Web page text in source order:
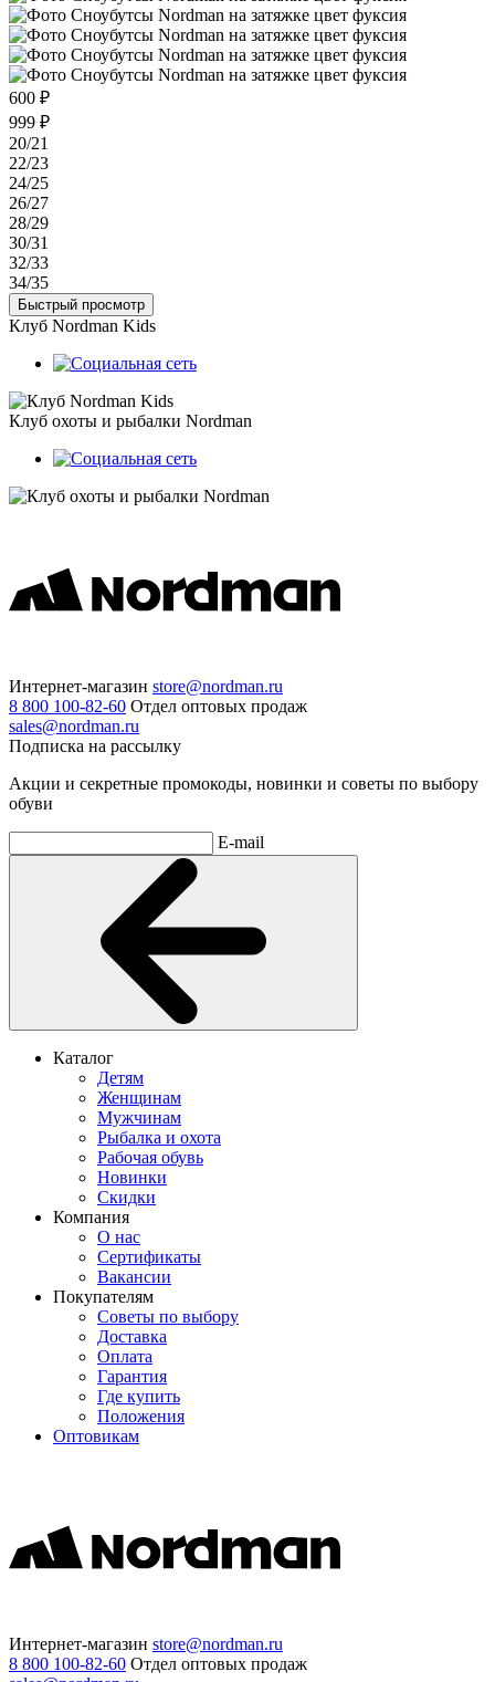
600 ₽
999 ₽
20/21
22/23
24/25
26/27
28/29
30/31
32/33
34/35
Быстрый просмотр
Клуб Nordman Kids
Клуб охоты и рыбалки Nordman
Интернет-магазин store@nordman.ru
8 800 100-82-60 Отдел оптовых продаж
sales@nordman.ru
Подписка на рассылку
Акции и секретные промокоды, новинки и советы по выбору
обуви
E-mail
Каталог
Детям
Женщинам
Мужчинам
Рыбалка и охота
Рабочая обувь
Новинки
Скидки
Компания
О нас
Сертификаты
Вакансии
Покупателям
Советы по выбору
Доставка
Оплата
Гарантия
Где купить
Положения
Оптовикам
Интернет-магазин store@nordman.ru
8 800 100-82-60 Отдел оптовых продаж